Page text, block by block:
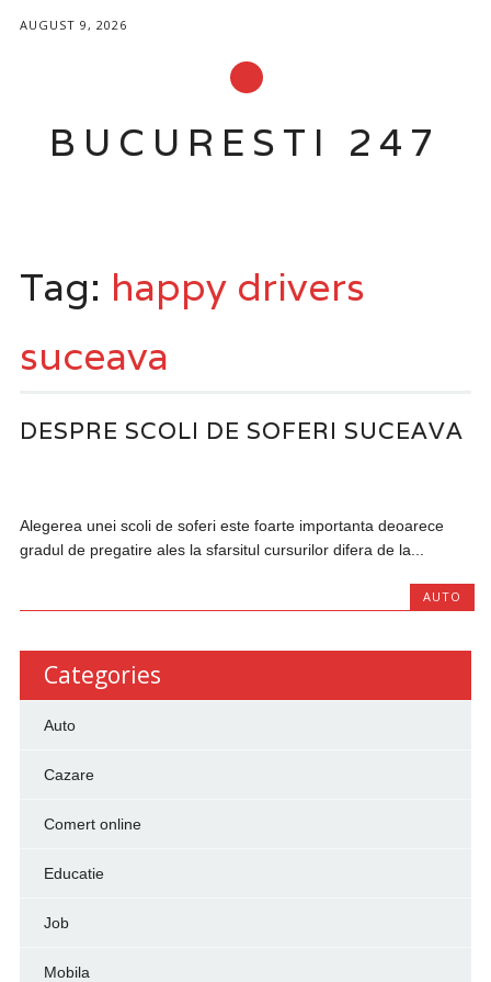
AUGUST 9, 2026
BUCURESTI 247
content
Tag: happy drivers
suceava
DESPRE SCOLI DE SOFERI SUCEAVA
Alegerea unei scoli de soferi este foarte importanta deoarece
gradul de pregatire ales la sfarsitul cursurilor difera de la...
AUTO
Categories
Auto
Cazare
Comert online
Educatie
Job
Mobila